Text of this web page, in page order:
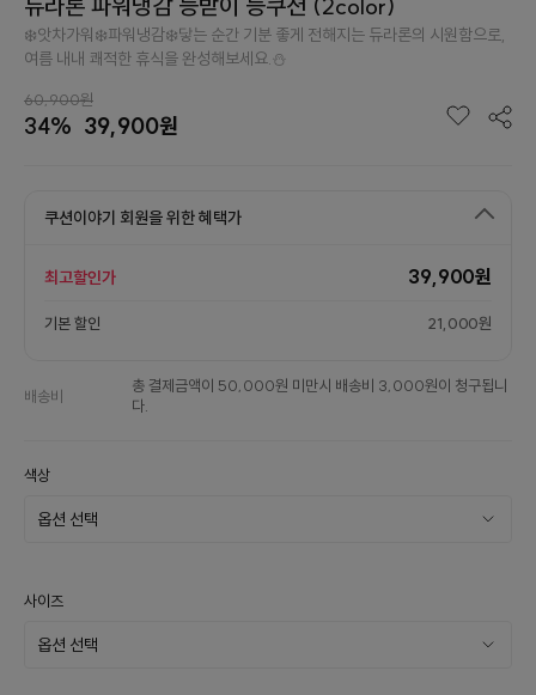
❄️앗차가워❄️파워냉감❄️닿는 순간 기분 좋게 전해지는 듀라론의 시원함으로,
여름 내내 쾌적한 휴식을 완성해보세요.⛄
60,900원
34% 39,900원
쿠션이야기 회원을 위한 혜택가
최고할인가 39,900원
기본 할인 21,000원
배송비
총 결제금액이 50,000원 미만시 배송비 3,000원이 청구됩니
다.
색상
사이즈